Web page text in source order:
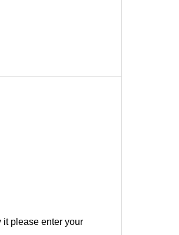
it please enter your